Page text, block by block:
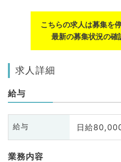
こちらの求人は募集を
最新の募集状況の確
求人詳細
給与
給与 日給
業務内容